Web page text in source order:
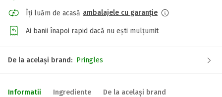
Îți luăm de acasă ambalajele cu garanție
Ai banii înapoi rapid dacă nu ești mulțumit
De la același brand: Pringles
Informatii Ingrediente De la același brand